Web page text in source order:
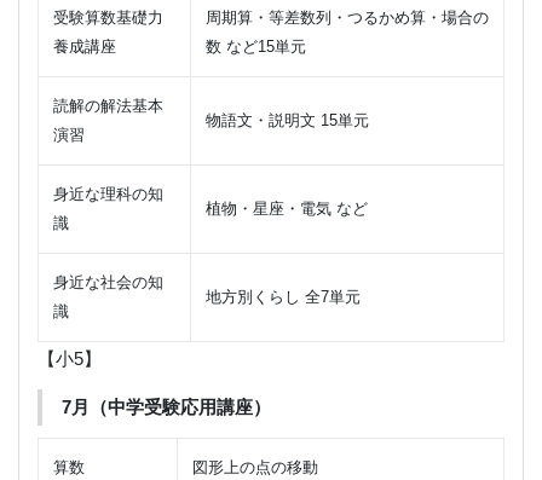
受験算数基礎力
養成講座
周期算・等差数列・つるかめ算・場合の
数 など15単元
読解の解法基本
演習
物語文・説明文 15単元
身近な理科の知
識
植物・星座・電気 など
身近な社会の知
識
地方別くらし 全7単元
【小5】
7月（中学受験応用講座）
算数 図形上の点の移動